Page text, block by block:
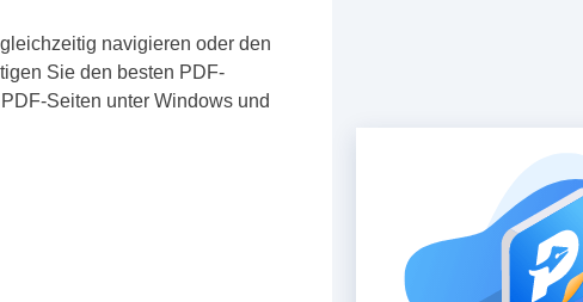
navigieren oder den
Sie den besten PDF-
Seiten unter Windows und